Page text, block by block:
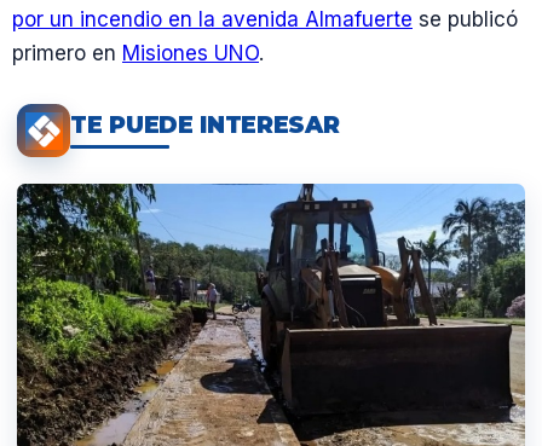
por un incendio en la avenida Almafuerte se publicó
primero en Misiones UNO.
TE PUEDE INTERESAR